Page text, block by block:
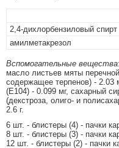
2,4-дихлорбензиловый спирт
амилметакрезол
Вспомогательные вещества
масло листьев мяты
содержащее терпенов) - 2.03
(E104) - 0.099 мг, сахарный
(декстроза, олиго- и
2.6 г.
6 шт. - блистеры (4) - пачки
8 шт. - блистеры (3) - пачки
12 шт. - блистеры (2) - пачки